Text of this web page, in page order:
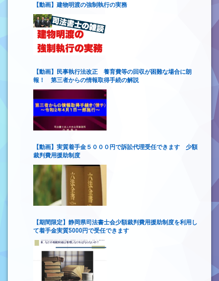
【動画】建物明渡の強制執行の実務
【動画】民事執行法改正 養育費等の回収が困難な場合に朗
報！ 第三者からの情報取得手続の解説
【動画】実質着手金５０００円で訴訟代理受任できます 少額
裁判費用援助制度
【期間限定】静岡県司法書士会少額裁判費用援助制度を利用し
て着手金実質5000円で受任できます